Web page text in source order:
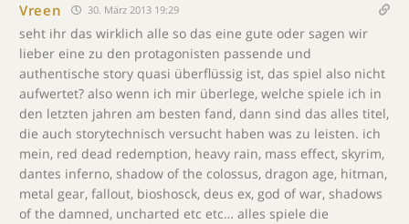
Vreen 30. März 2013 19:29
seht ihr das wirklich alle so das eine gute oder sagen wir
lieber eine zu den protagonisten passende und
authentische story quasi überflüssig ist, das spiel also nicht
aufwertet? also wenn ich mir überlege, welche spiele ich in
den letzten jahren am besten fand, dann sind das alles titel,
die auch storytechnisch versucht haben was zu leisten. ich
mein, red dead redemption, heavy rain, mass effect, skyrim,
dantes inferno, shadow of the colossus, dragon age, hitman,
metal gear, fallout, bioshosck, deus ex, god of war, shadows
of the damned, uncharted etc etc… alles spiele die